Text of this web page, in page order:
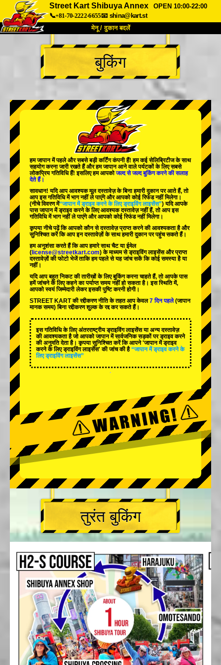
Street Kart Shibuya Annex
OPEN 10:00-22:00
📞+81-70-2222-6655📧 shina@kart.st
मेनू / दुकान बदलें
TOP
हमारे बारे में विशेषताएँ कीमत
कंपनी बुकिंग
शाखा बदलें
टोक्यो अकीहबारा#2
टोक्यो शिबुया एनेक्स टोक्यो बे
टोक्यो असाकुसा
ओकिनावा
बुकिंग
हम जापान मेंपहलेऔरसबसे बड़ी कर्टिंग कंपनीहैं! हमकई सेलिब्रिटीजके साथ
सहयोग करना जारी रखते हैं और हम जापान आने वाले पर्यटकों के लिएसबसे
लोकप्रिय गतिविधिहैं! इसलिए हम आपकोजल्द से जल्द बुकिंग करने की सलाह
देते हैं।
सावधान! यदि आप आवश्यक मूल दस्तावेज़ के बिना हमारी दुकान पर आते हैं, तो
आप इस गतिविधि में भाग नहीं ले पाएंगे और आपको कोई रिफंड नहीं मिलेगा।
(नीचे विवरण में“जापान में ड्राइव करने के लिए ड्राइविंग लाइसेंस”) यदि आपके
पास जापान में ड्राइव करने के लिए आवश्यक दस्तावेज़ नहीं हैं, तो आप इस
गतिविधि में भाग नहीं ले पाएंगे और आपको कोई रिफंड नहीं मिलेगा।
कृपया नीचे पढ़ें कि आपको कौन से दस्तावेज़ प्राप्त करने की आवश्यकता है और
सुनिश्चित करें कि आप इन दस्तावेज़ों के साथ हमारी दुकान पर पहुंच सकते हैं।
हम अनुशंसा करते हैं कि आप हमारे साथ चैट या ईमेल
( license@streetkart.com) के माध्यम से ड्राइविंग लाइसेंस और प्राप्त
दस्तावेज़ों की फोटो भेजें ताकि हम पहले से यह जांच सकें कि कोई समस्या है या
नहीं।
यदि आप बहुत निकट की तारीखों के लिए बुकिंग करना चाहते हैं, तो आपके पास
हमें जांचने के लिए कहने का पर्याप्त समय नहीं हो सकता है। इस स्थिति में,
आपको स्वयं जिम्मेदारी लेकर इसकी पुष्टि करनी होगी।
STREET KART की रद्दीकरण नीति के तहत आप केवल7 दिन पहले(जापान
मानक समय) बिना रद्दीकरण शुल्क के रद्द कर सकते हैं।
इस गतिविधि के लिए अंतरराष्ट्रीय ड्राइविंग लाइसेंस या अन्य दस्तावेज़
की आवश्यकता है जो आपको जापान में सार्वजनिक सड़कों पर ड्राइव करने
की अनुमति देता है। कृपया सुनिश्चित करें कि आपने 'जापान में ड्राइव
करने के लिए ड्राइविंग लाइसेंस' की जांच की है “जापान में ड्राइव करने के
लिए ड्राइविंग लाइसेंस”
तुरंत बुकिंग